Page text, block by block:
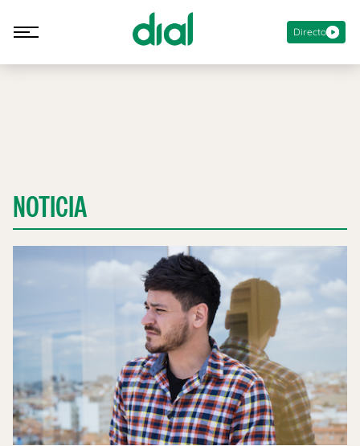
Directo
NOTICIA